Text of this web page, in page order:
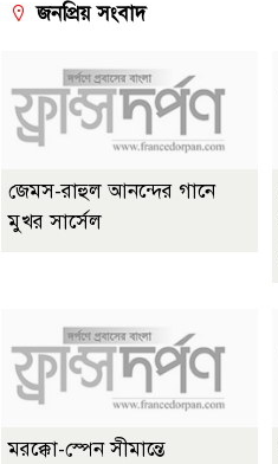
জনপ্রিয় সংবাদ
জেমস-রাহুল আনন্দের গানে
মুখর সার্সেল
মরক্কো-স্পেন সীমান্তে